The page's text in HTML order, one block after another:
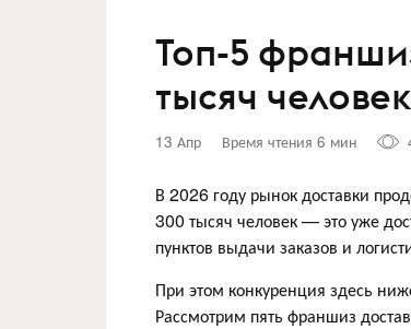
Топ-5
тысяч
13 Апр Время чтения 6 мин
В 2026 году рынок доставки
300 тысяч человек — это уже
пунктов выдачи заказов и
При этом конкуренция здесь
Рассмотрим пять франшиз